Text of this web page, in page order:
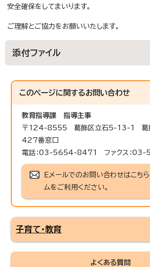
安全確保をしてまいります。
ご理解とご協力をお願いいたします。
添付ファイル
このページに関するお問い合わせ
教育指導課
指導主事
〒124-8555 葛飾区立石5-13-1 葛
427番窓口
電話：03-5654-8471 ファクス：
Eメールでのお問い合わせはこち
ムをご利用ください。
子育て・教育
よくある質問